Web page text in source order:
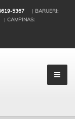
5367 | BARUERI:
| CAMPINAS: